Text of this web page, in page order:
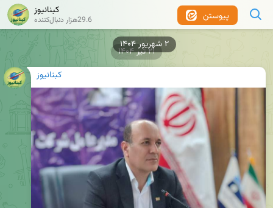
۲ شهریور ۱۴۰۴
پیوستن کبنانیوز
29.6هزار دنبال‌کننده
کبنانیوز
۲۱ تیر ۱۴۰۴